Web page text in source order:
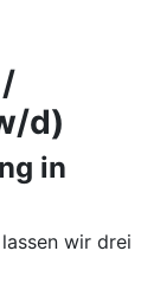
d)
in
wir drei